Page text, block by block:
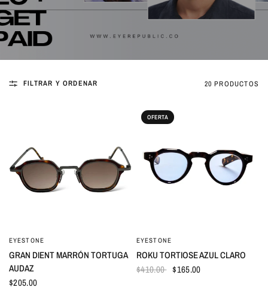
FILTRAR Y ORDENAR 20 PRODUCTOS
EYESTONE
GRAN DIENT MARRÓN TORTUGA
AUDAZ
$205.00
OFERTA
EYESTONE
ROKU TORTIOSE AZUL CLARO
$410.00 $165.00